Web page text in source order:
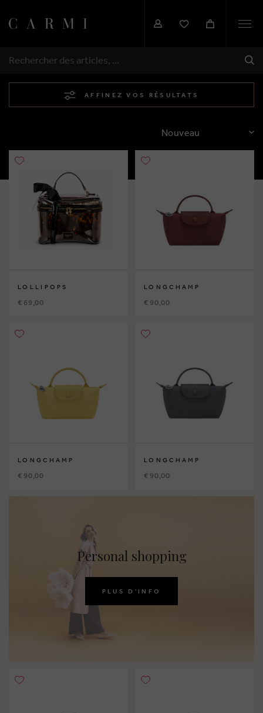
RECHERCHER
AFFINEZ VOS RÉSULTATS
TRIER
LOLLIPOPS
€ 69,00
LONGCHAMP
€ 90,00
LONGCHAMP
€ 90,00
LONGCHAMP
€ 90,00
Personal shopping
PLUS D'INFO